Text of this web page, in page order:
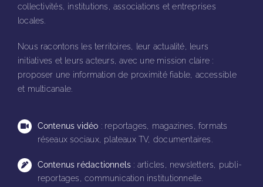
collectivités, institutions, associations et entreprises
locales.
Nous racontons les territoires, leur actualité, leurs
initiatives et leurs acteurs, avec une mission claire :
proposer une information de proximité fiable, accessible
et multicanale.
Contenus vidéo : reportages, magazines, formats
réseaux sociaux, plateaux TV, documentaires.
Contenus rédactionnels : articles, newsletters, publi-
reportages, communication institutionnelle.